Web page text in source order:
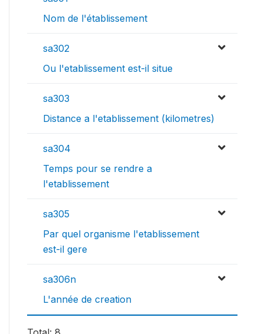
Nom de l'établissement
sa302
Ou l'etablissement est-il situe
sa303
Distance a l'etablissement (kilometres)
sa304
Temps pour se rendre a
l'etablissement
sa305
Par quel organisme l'etablissement
est-il gere
sa306n
L'année de creation